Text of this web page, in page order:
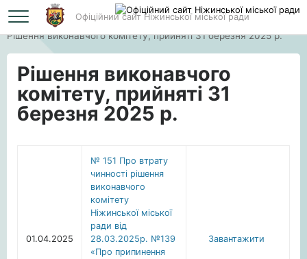
Офіційний сайт Ніжинської міської ради
Головна
Рішення виконавчого комітету, прийняті 31 березня 2025 р.
Рішення виконавчого
комітету, прийняті 31
березня 2025 р.
01.04.2025
№ 151 Про втрату
чинності рішення
виконавчого
комітету
Ніжинської міської
ради від
28.03.2025р. №139
«Про припинення
Завантажити